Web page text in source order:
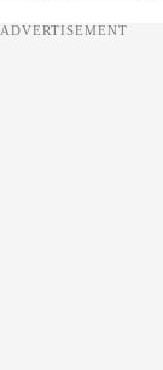
ADVERTISEMENT